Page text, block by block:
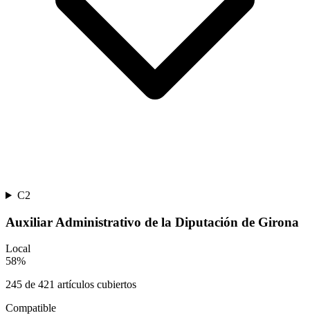
C2
Auxiliar Administrativo de la Diputación de Girona
Local
58%
245 de 421 artículos cubiertos
Compatible